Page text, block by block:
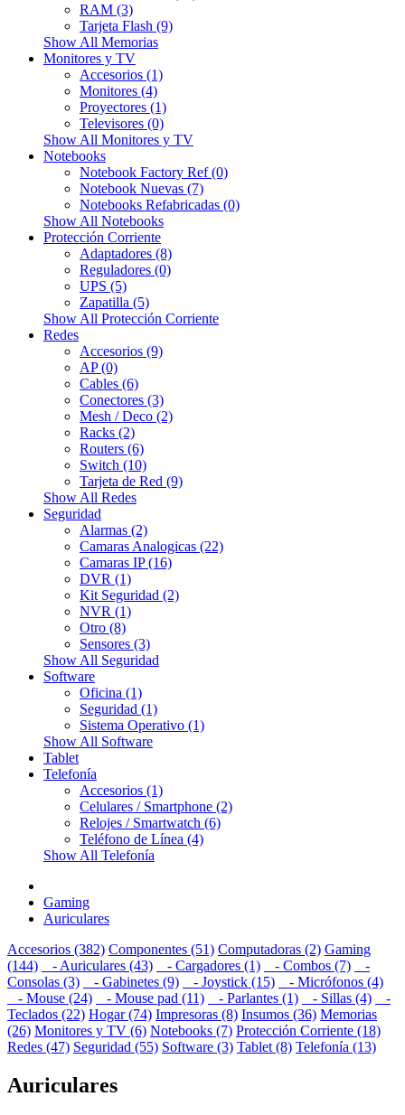
RAM (3)
Tarjeta Flash (9)
Show All Memorias
Monitores y TV
Accesorios (1)
Monitores (4)
Proyectores (1)
Televisores (0)
Show All Monitores y TV
Notebooks
Notebook Factory Ref (0)
Notebook Nuevas (7)
Notebooks Refabricadas (0)
Show All Notebooks
Protección Corriente
Adaptadores (8)
Reguladores (0)
UPS (5)
Zapatilla (5)
Show All Protección Corriente
Redes
Accesorios (9)
AP (0)
Cables (6)
Conectores (3)
Mesh / Deco (2)
Racks (2)
Routers (6)
Switch (10)
Tarjeta de Red (9)
Show All Redes
Seguridad
Alarmas (2)
Camaras Analogicas (22)
Camaras IP (16)
DVR (1)
Kit Seguridad (2)
NVR (1)
Otro (8)
Sensores (3)
Show All Seguridad
Software
Oficina (1)
Seguridad (1)
Sistema Operativo (1)
Show All Software
Tablet
Telefonía
Accesorios (1)
Celulares / Smartphone (2)
Relojes / Smartwatch (6)
Teléfono de Línea (4)
Show All Telefonía
Gaming
Auriculares
Accesorios (382) Componentes (51) Computadoras (2) Gaming
(144)
- Auriculares (43) - Cargadores (1) - Combos (7)
-
Consolas (3)
- Gabinetes (9) - Joystick (15)
- Micrófonos (4)
- Mouse (24)
- Mouse pad (11) - Parlantes (1) - Sillas (4)
-
Teclados (22) Hogar (74) Impresoras (8) Insumos (36) Memorias
(26) Monitores y TV (6) Notebooks (7) Protección Corriente (18)
Redes (47) Seguridad (55) Software (3) Tablet (8) Telefonía (13)
Auriculares